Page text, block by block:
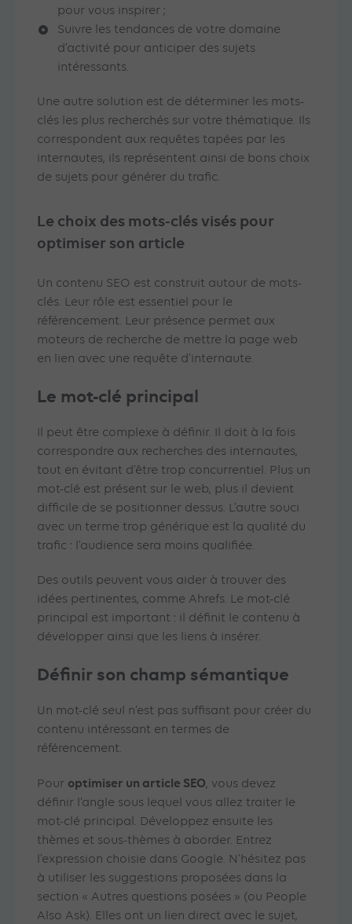
pour vous inspirer ;
Suivre les tendances de votre domaine
d’activité pour anticiper des sujets
intéressants.
Une autre solution est de déterminer les mots-
clés les plus recherchés sur votre thématique. Ils
correspondent aux requêtes tapées par les
internautes, ils représentent ainsi de bons choix
de sujets pour générer du trafic.
Le choix des mots-clés visés pour
optimiser son article
Un contenu SEO est construit autour de mots-
clés. Leur rôle est essentiel pour le
référencement. Leur présence permet aux
moteurs de recherche de mettre la page web
en lien avec une requête d’internaute.
Le mot-clé principal
Il peut être complexe à définir. Il doit à la fois
correspondre aux recherches des internautes,
tout en évitant d’être trop concurrentiel. Plus un
mot-clé est présent sur le web, plus il devient
difficile de se positionner dessus. L’autre souci
avec un terme trop générique est la qualité du
trafic : l’audience sera moins qualifiée.
Des outils peuvent vous aider à trouver des
idées pertinentes, comme Ahrefs. Le mot-clé
principal est important : il définit le contenu à
développer ainsi que les liens à insérer.
Définir son champ sémantique
Un mot-clé seul n’est pas suffisant pour créer du
contenu intéressant en termes de
référencement.
Pour optimiser un article SEO, vous devez
définir l’angle sous lequel vous allez traiter le
mot-clé principal. Développez ensuite les
thèmes et sous-thèmes à aborder. Entrez
l’expression choisie dans Google. N’hésitez pas
à utiliser les suggestions proposées dans la
section « Autres questions posées » (ou People
Also Ask). Elles ont un lien direct avec le sujet,